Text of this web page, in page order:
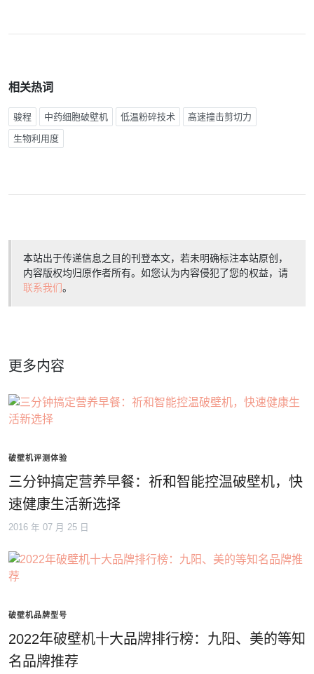
相关热词
骏程 中药细胞破壁机 低温粉碎技术 高速撞击剪切力
生物利用度
本站出于传递信息之目的刊登本文，若未明确标注本站原创，
内容版权均归原作者所有。如您认为内容侵犯了您的权益，请
联系我们。
更多内容
破壁机评测体验
三分钟搞定营养早餐：祈和智能控温破壁机，快
速健康生活新选择
2016 年 07 月 25 日
破壁机品牌型号
2022年破壁机十大品牌排行榜：九阳、美的等知
名品牌推荐